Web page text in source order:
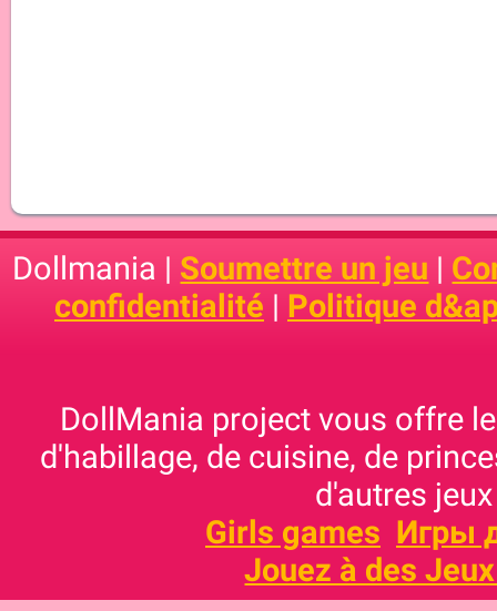
Dollmania | Soumettre un jeu |
confidentialité | Politique
DollMania project vous offre
d'habillage, de cuisine, de
d'autres
Girls games Игры
Jouez à des